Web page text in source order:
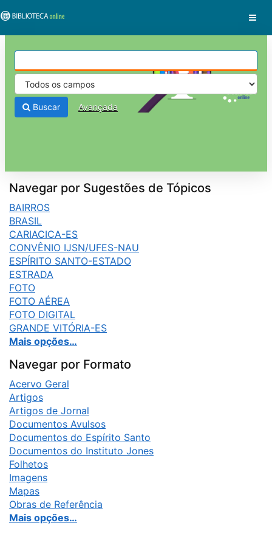
VuFind
Buscar Avançada
Navegar por Sugestões de Tópicos
BAIRROS
BRASIL
CARIACICA-ES
CONVÊNIO IJSN/UFES-NAU
ESPÍRITO SANTO-ESTADO
ESTRADA
FOTO
FOTO AÉREA
FOTO DIGITAL
GRANDE VITÓRIA-ES
Mais opções…
Navegar por Formato
Acervo Geral
Artigos
Artigos de Jornal
Documentos Avulsos
Documentos do Espírito Santo
Documentos do Instituto Jones
Folhetos
Imagens
Mapas
Obras de Referência
Mais opções…